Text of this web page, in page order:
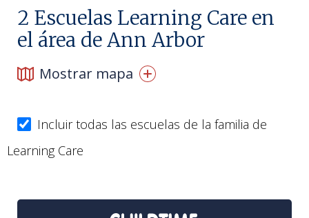
2 Escuelas Learning Care en
el área de Ann Arbor
Mostrar mapa
Incluir todas las escuelas de la familia de
Learning Care